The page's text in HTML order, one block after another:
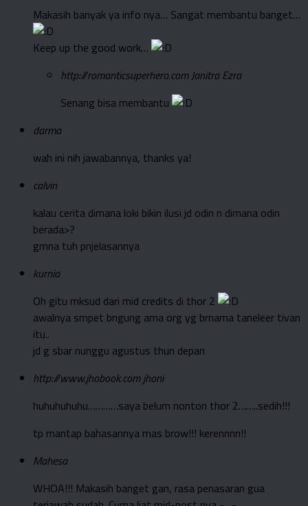
Makasih banyak ya info nya… Sangat membantu banget…
Keep up the good work…
http://romanticsuperhero.com Janitra Ezra
Senang bisa membantu
darma
wah ini nih jawabannya, thanks ya!
calvin
kalau cerita dimana loki bikin ilusi jd odin n dimana odin
berada>?
gmna tuh pnjelasannya
kurnia
Oh gitu mksud dari mid credits di thor 2
awalnya smpet bngung ama org yg brnama taneleer tivan
itu..
jd g sbar nunggu agustus thun depan
http://www.jhobook.comjhoni
huhuhuhuhu…………saya belum nonton thor 2……..sedih!!!
tp mantap bahasannya mas brow!!! kerennnn!!
Mahesa
WHOA!!! Makasih banget gan, rasa penasaran gua